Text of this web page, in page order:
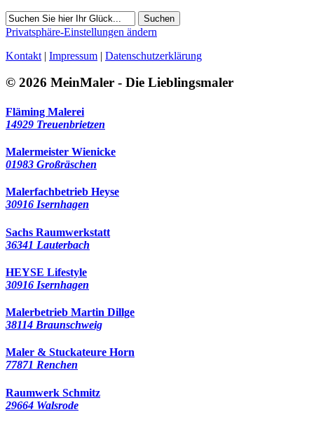
Suchen
Privatsphäre-Einstellungen ändern
Kontakt | Impressum | Datenschutzerklärung
© 2026 MeinMaler - Die Lieblingsmaler
Fläming Malerei
14929 Treuenbrietzen
Malermeister Wienicke
01983 Großräschen
Malerfachbetrieb Heyse
30916 Isernhagen
Sachs Raumwerkstatt
36341 Lauterbach
HEYSE Lifestyle
30916 Isernhagen
Malerbetrieb Martin Dillge
38114 Braunschweig
Maler & Stuckateure Horn
77871 Renchen
Raumwerk Schmitz
29664 Walsrode